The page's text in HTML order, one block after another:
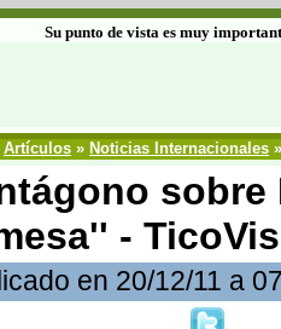
Su punto de vista es muy
Artículos » Noticias Internacionales
-
en 20/12/11 a